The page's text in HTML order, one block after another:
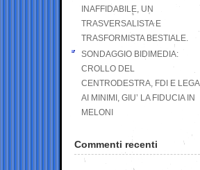
INAFFIDABILE, UN
TRASVERSALISTA E
TRASFORMISTA BESTIALE.
SONDAGGIO BIDIMEDIA:
CROLLO DEL
CENTRODESTRA, FDI E LEGA
AI MINIMI, GIU’ LA FIDUCIA IN
MELONI
Commenti recenti